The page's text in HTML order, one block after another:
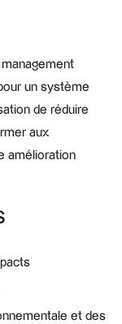
un système
de réduire
aux
amélioration
et des